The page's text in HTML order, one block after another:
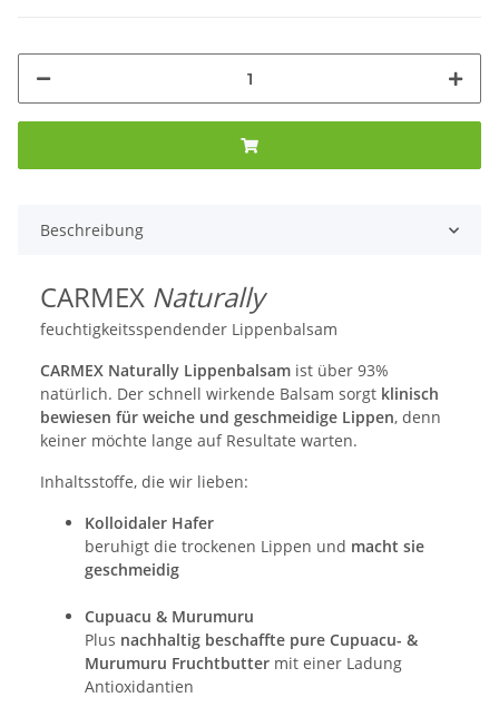
Beschreibung
CARMEX Naturally
feuchtigkeitsspendender Lippenbalsam
CARMEX Naturally Lippenbalsam ist über 93%
natürlich. Der schnell wirkende Balsam sorgt klinisch
bewiesen für weiche und geschmeidige Lippen, denn
keiner möchte lange auf Resultate warten.
Inhaltsstoffe, die wir lieben:
Kolloidaler Hafer
beruhigt die trockenen Lippen und macht sie
geschmeidig
Cupuacu & Murumuru
Plus nachhaltig beschaffte pure Cupuacu- &
Murumuru Fruchtbutter mit einer Ladung
Antioxidantien